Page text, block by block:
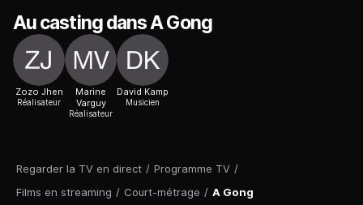
Regarder la TV en direct / Programme TV /
Films en streaming / Court-métrage / A Gong
Au casting dans A Gong
Zozo Jhen
Réalisateur
Marine
Varguy
Réalisateur
David Kamp
Musicien